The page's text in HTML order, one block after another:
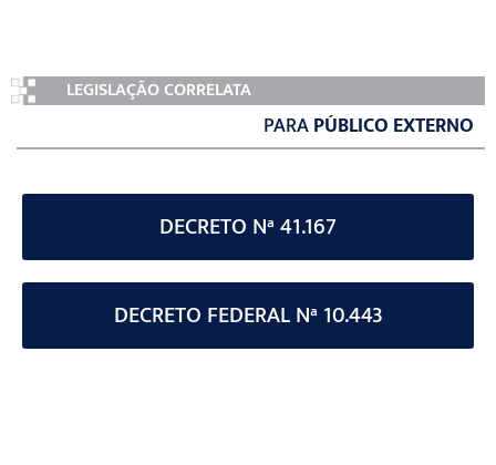
LEGISLAÇÃO CORRELATA
PARAPÚBLICO EXTERNO
DECRETO Nª 41.167
DECRETO FEDERAL Nª 10.443